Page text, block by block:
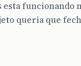
funcionando
queria que